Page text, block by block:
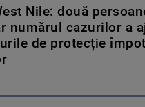
Nile: două
numărul cazurilor a
de protecție